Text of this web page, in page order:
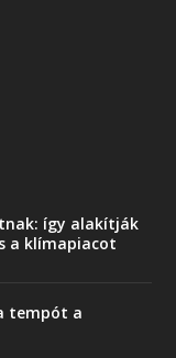
így alakítják
a klímapiacot
tempót a